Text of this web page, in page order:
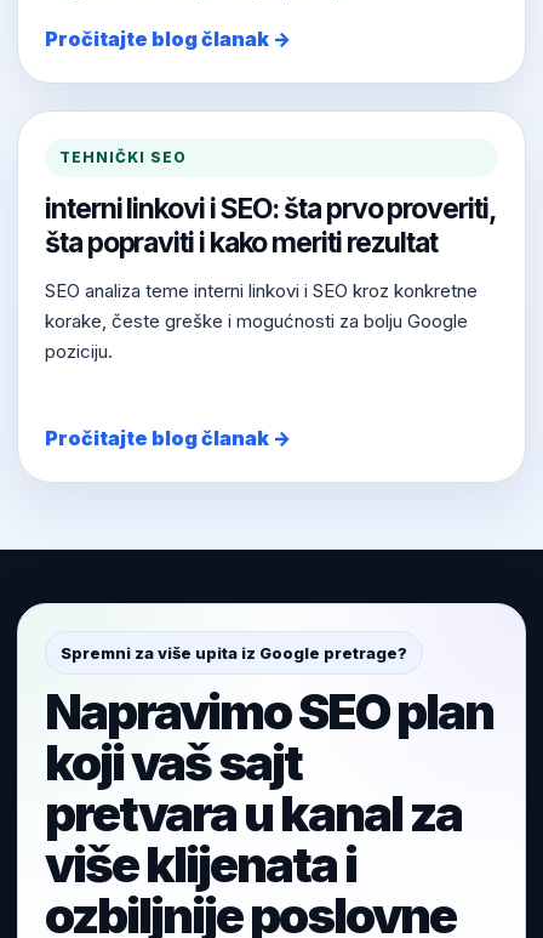
Pročitajte blog članak →
TEHNIČKI SEO
interni linkovi i SEO: šta prvo proveriti,
šta popraviti i kako meriti rezultat
SEO analiza teme interni linkovi i SEO kroz konkretne
korake, česte greške i mogućnosti za bolju Google
poziciju.
Pročitajte blog članak →
Spremni za više upita iz Google pretrage?
Napravimo SEO plan
koji vaš sajt
pretvara u kanal za
više klijenata i
ozbiljnije poslovne